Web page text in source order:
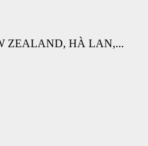
ZEALAND, HÀ LAN,...